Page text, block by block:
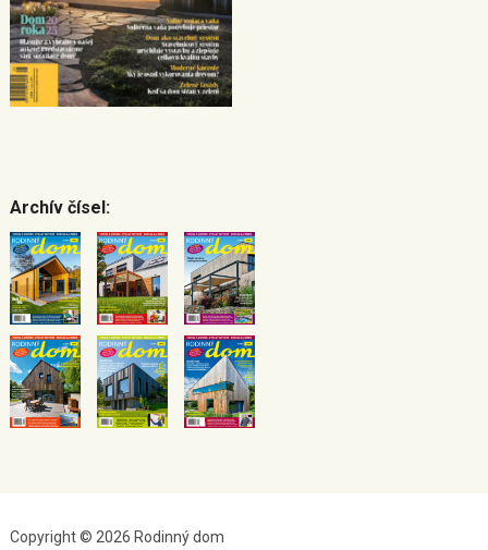
Archív čísel:
Copyright © 2026 Rodinný dom